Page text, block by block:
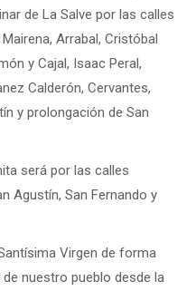
de La Salve por las calles
Arrabal, Cristóbal
y Cajal, Isaac Peral,
Calderón, Cervantes,
y prolongación de San
será por las calles
Agustín, San Fernando y
Virgen de forma
nuestro pueblo desde la